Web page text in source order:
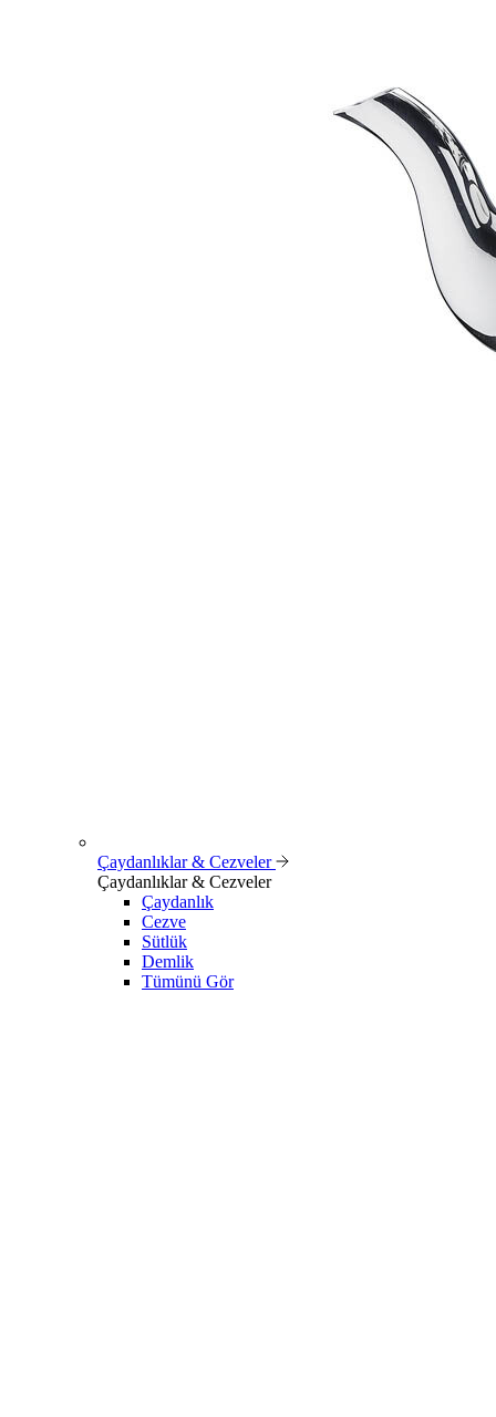
Çaydanlıklar & Cezveler
Çaydanlıklar & Cezveler
Çaydanlık
Cezve
Sütlük
Demlik
Tümünü Gör